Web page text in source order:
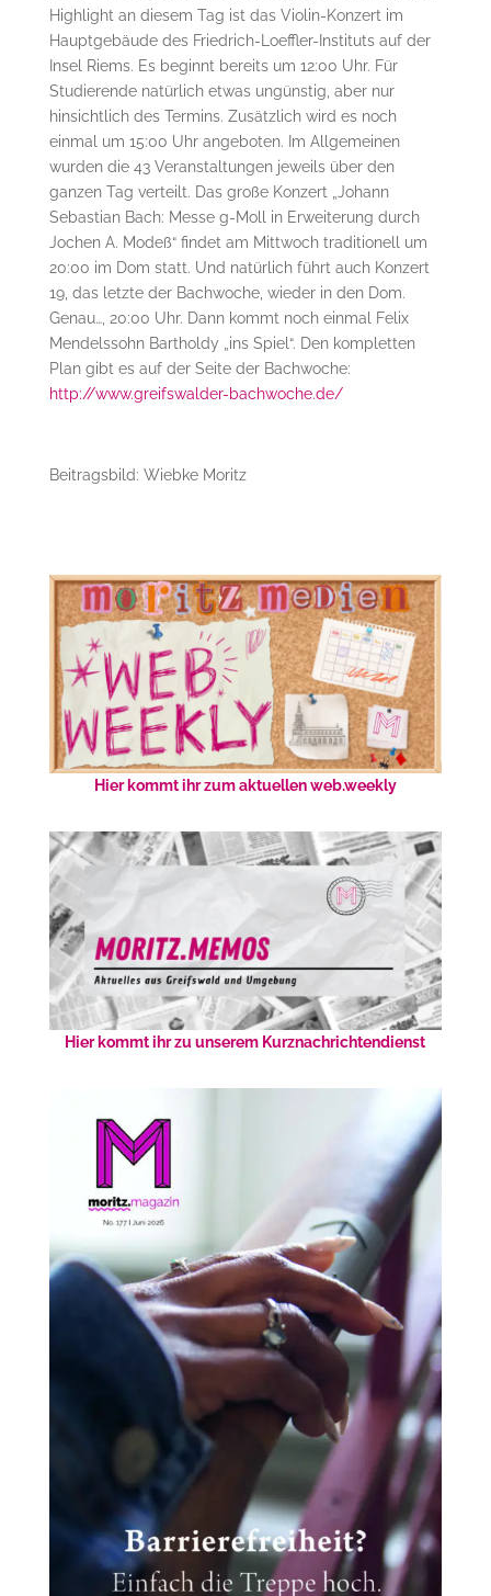
Highlight an diesem Tag ist das Violin-Konzert im
Hauptgebäude des Friedrich-Loeffler-Instituts auf der
Insel Riems. Es beginnt bereits um 12:00 Uhr. Für
Studierende natürlich etwas ungünstig, aber nur
hinsichtlich des Termins. Zusätzlich wird es noch
einmal um 15:00 Uhr angeboten. Im Allgemeinen
wurden die 43 Veranstaltungen jeweils über den
ganzen Tag verteilt. Das große Konzert „ Johann
Sebastian Bach: Messe g-Moll in Erweiterung durch
Jochen A. Modeß“ findet am Mittwoch traditionell um
20:00 im Dom statt. Und natürlich führt auch Konzert
19, das letzte der Bachwoche, wieder in den Dom.
Genau…, 20:00 Uhr. Dann kommt noch einmal Felix
Mendelssohn Bartholdy „ins Spiel“. Den kompletten
Plan gibt es auf der Seite der Bachwoche:
http://www.greifswalder-bachwoche.de/
Beitragsbild: Wiebke Moritz
Hier kommt ihr zum aktuellen web.weekly
Hier kommt ihr zu unserem Kurznachrichtendienst